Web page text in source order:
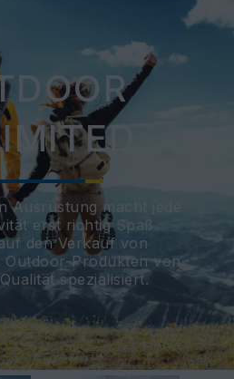
Ausrüstung macht jede
erst richtig Spaß.
den Verkauf von
Outdoor-Produkten von
spezialisiert.